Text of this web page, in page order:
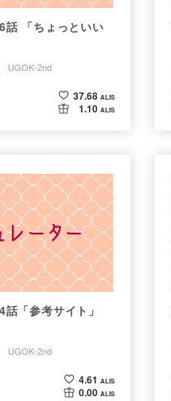
話 「ちょっといい
UGOK-2nd
37.68 ALIS
1.10 ALIS
「参考サイト」
UGOK-2nd
4.61 ALIS
0.00 ALIS